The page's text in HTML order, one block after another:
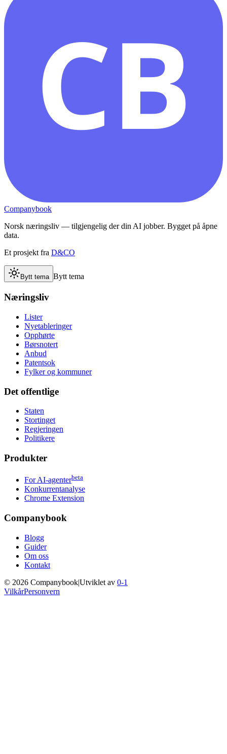
CB
Companybook
Norsk næringsliv — tilgjengelig der din AI jobber. Bygget på åpne
data.
Et prosjekt fra D&CO
Bytt tema Bytt tema
Næringsliv
Lister
Nyetableringer
Opphørte
Børsnotert
Anbud
Patentsok
Fylker og kommuner
Det offentlige
Staten
Stortinget
Regjeringen
Politikere
Produkter
For AI-agenterbeta
Konkurrentanalyse
Chrome Extension
Companybook
Blogg
Guider
Om oss
Kontakt
© 2026 Companybook|Utviklet av 0-1
VilkårPersonvern